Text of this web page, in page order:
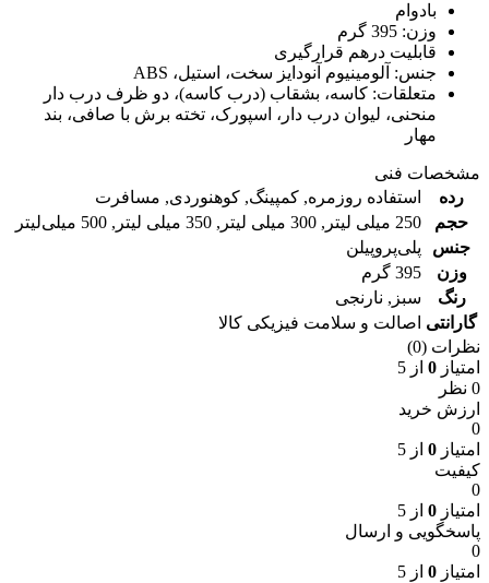
بادوام
وزن: 395 گرم
قابلیت درهم قرارگیری
جنس: آلومینیوم آنودایز سخت، استیل، ABS
متعلقات: کاسه، بشقاب (درب کاسه)، دو ظرف درب دار
منحنی، لیوان درب دار، اسپورک، تخته برش با صافی، بند
مهار
مشخصات فنی
رده
استفاده روزمره, کمپینگ, کوهنوردی, مسافرت
حجم
250 میلی لیتر , 300 میلی لیتر , 350 میلی لیتر , 500 میلی‌لیتر
جنس
پلی‌پروپیلن
وزن
395 گرم
رنگ
سبز , نارنجی
گارانتی اصالت و سلامت فیزیکی کالا
نظرات (0)
امتیاز 0 از 5
0 نظر
ارزش خرید
0
امتیاز 0 از 5
کیفیت
0
امتیاز 0 از 5
پاسخگویی و ارسال
0
امتیاز 0 از 5